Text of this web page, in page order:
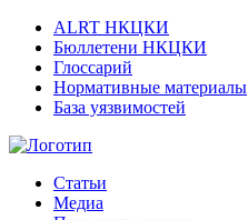
ALRT НКЦКИ
Бюллетени НКЦКИ
Глоссарий
Нормативные материалы
База уязвимостей
Статьи
Медиа